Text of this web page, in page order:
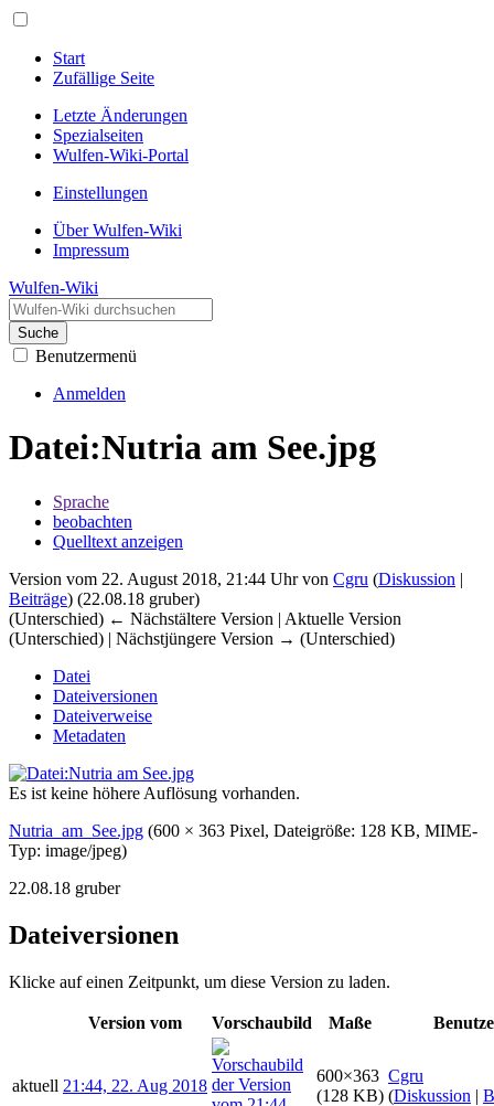
Start
Zufällige Seite
Letzte Änderungen
Spezialseiten
Wulfen-Wiki-Portal
Einstellungen
Über Wulfen-Wiki
Impressum
Wulfen-Wiki
Suche
Benutzermenü
Anmelden
Datei:Nutria am See.jpg
Sprache
beobachten
Quelltext anzeigen
Version vom 22. August 2018, 21:44 Uhr von Cgru (Diskussion |
Beiträge) (22.08.18 gruber)
(Unterschied) ← Nächstältere Version | Aktuelle Version
(Unterschied) | Nächstjüngere Version → (Unterschied)
Datei
Dateiversionen
Dateiverweise
Metadaten
Es ist keine höhere Auflösung vorhanden.
Nutria_am_See.jpg (600 × 363 Pixel, Dateigröße: 128 KB, MIME-
Typ: image/jpeg)
22.08.18 gruber
Dateiversionen
Klicke auf einen Zeitpunkt, um diese Version zu laden.
Version vom Vorschaubild Maße
aktuell 21:44, 22. Aug 2018
600×363
(128 KB)
Cgru
(Diskussion |